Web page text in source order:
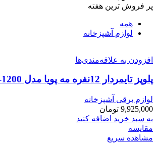
پر فروش ترین هفته
همه
لوازم آشپزخانه
افزودن به علاقه‌مندی‌ها
پلوپز تایمردار 12نفره مه پویا مدل TM-1200
لوازم برقی آشپزخانه
9,925,000 تومان
به سبد خرید اضافه کنید
مقایسه
مشاهده سریع